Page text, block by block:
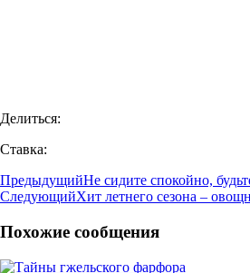
Делиться:
Ставка:
ПредыдущийНе сидите спокойно,
СледующийХит летнего сезона –
Похожие сообщения